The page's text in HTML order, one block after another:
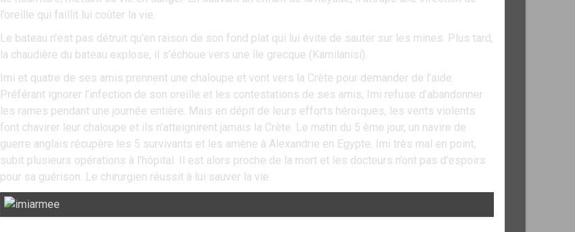
l’oreille qui faillit lui coûter la vie.
Le bateau n’est pas détruit qu’en raison de son fond plat qui lui évite de sauter sur les mines. Plus tard,
la chaudière du bateau explose, il s’échoue vers une île grecque (Kamilanisi).
Imi et quatre de ses amis prennent une chaloupe et vont vers la Crète pour demander de l’aide.
Préférant ignorer l’infection de son oreille et les contestations de ses amis, Imi refuse d’abandonner
les rames pendant une journée entière. Mais en dépit de leurs efforts héroïques, les vents violents
font chavirer leur chaloupe et ils n’atteignirent jamais la Crète. Le matin du 5 ème jour, un navire de
guerre anglais récupère les 5 survivants et les amène à Alexandrie en Egypte. Imi très mal en point,
subit plusieurs opérations à l’hôpital. Il est alors proche de la mort et les docteurs n’ont pas d’espoirs
pour sa guérison. Le chirurgien réussit à lui sauver la vie.